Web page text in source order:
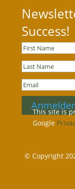
Success!
This site is
Google
© Copyright